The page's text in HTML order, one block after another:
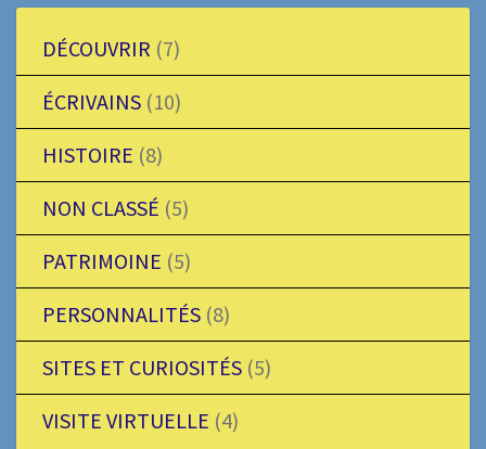
DÉCOUVRIR (7)
ÉCRIVAINS (10)
HISTOIRE (8)
NON CLASSÉ (5)
PATRIMOINE (5)
PERSONNALITÉS (8)
SITES ET CURIOSITÉS (5)
VISITE VIRTUELLE (4)